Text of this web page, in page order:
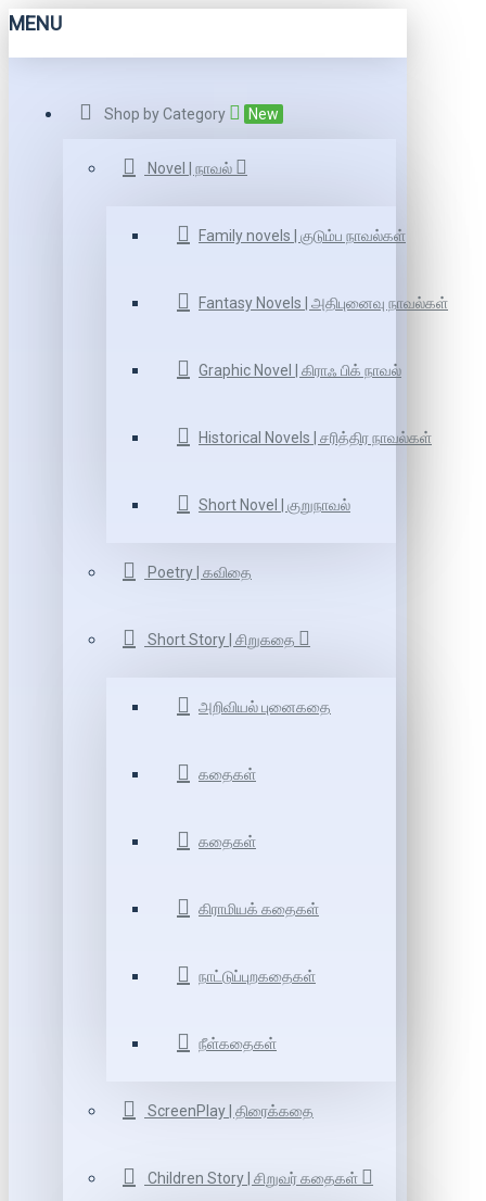
MENU
Shop by Category New
Novel | நாவல்
Family novels | குடும்ப நாவல்கள்
Fantasy Novels | அதிபுனைவு நாவல்கள்
Graphic Novel | கிராஃ பிக் நாவல்
Historical Novels | சரித்திர நாவல்கள்
Short Novel | குறுநாவல்
Poetry | கவிதை
Short Story | சிறுகதை
அறிவியல் புனைகதை
கதைகள்
கதைகள்
கிராமியக் கதைகள்
நாட்டுப்புறகதைகள்
நீள்கதைகள்
ScreenPlay | திரைக்கதை
Children Story | சிறுவர் கதைகள்